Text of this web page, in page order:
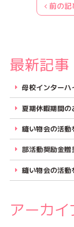
前の記
最新記事
母校インターハ
夏期休暇期間の
縫い物会の活動
部活動奨励金贈
縫い物会の活動
アーカイ